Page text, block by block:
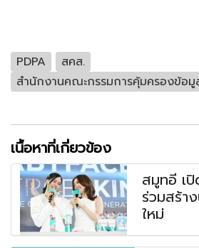
PDPA
สคส.
สำนักงานคณะกรรมการคุ้มครองข้อ
เนื้อหาที่เกี่ยวข้อง
สมูทอี เ
ร่วมสร้า
ใหม่